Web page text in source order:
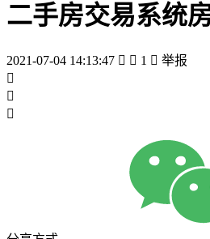
二手房交易系统
2021-07-04 14:13:47   1  举报


